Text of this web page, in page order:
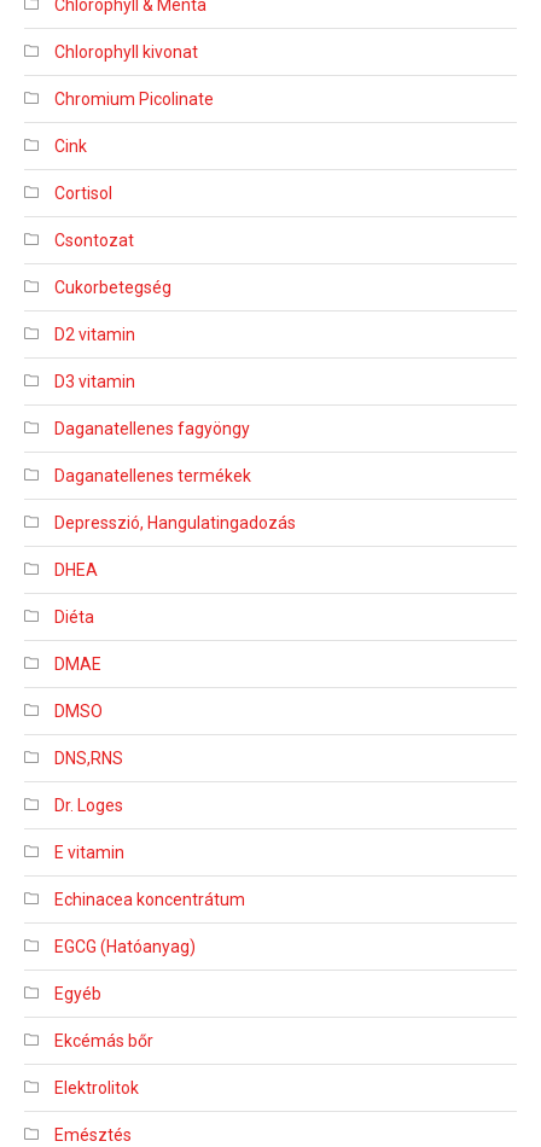
Chlorophyll & Menta
Chlorophyll kivonat
Chromium Picolinate
Cink
Cortisol
Csontozat
Cukorbetegség
D2 vitamin
D3 vitamin
Daganatellenes fagyöngy
Daganatellenes termékek
Depresszió, Hangulatingadozás
DHEA
Diéta
DMAE
DMSO
DNS,RNS
Dr. Loges
E vitamin
Echinacea koncentrátum
EGCG (Hatóanyag)
Egyéb
Ekcémás bőr
Elektrolitok
Emésztés